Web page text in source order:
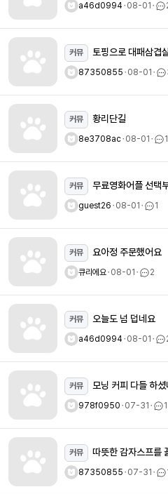
a46d0994ㆍ08-01 ㆍ
커뮤 토핑으로 대패삼겹
87350855ㆍ08-01 ㆍ
커뮤 황리단길
8e3708acㆍ08-01 ㆍ 1
커뮤 무료영화어플 선택
guest26ㆍ08-01 ㆍ 1
커뮤 요아정 주문했어요
큐리에요ㆍ08-01 ㆍ 2
커뮤 오늘도 넘 덥네요
a46d0994ㆍ08-01 ㆍ
커뮤 모닝 커피 다들 하
978f0950ㆍ07-31 ㆍ 1
커뮤 따뜻한 감자스프를
87350855ㆍ07-31 ㆍ 1